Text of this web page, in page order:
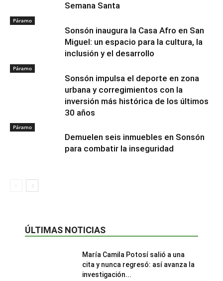
Semana Santa
Páramo
Sonsón inaugura la Casa Afro en San
Miguel: un espacio para la cultura, la
inclusión y el desarrollo
Páramo
Sonsón impulsa el deporte en zona
urbana y corregimientos con la
inversión más histórica de los últimos
30 años
Páramo
Demuelen seis inmuebles en Sonsón
para combatir la inseguridad
ÚLTIMAS NOTICIAS
María Camila Potosí salió a una
cita y nunca regresó: así avanza la
investigación...